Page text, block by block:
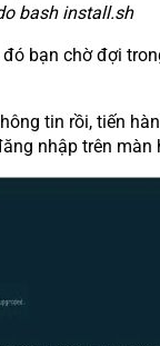
bash install.sh
đó bạn chờ đợi
tin rồi, tiến
nhập trên màn